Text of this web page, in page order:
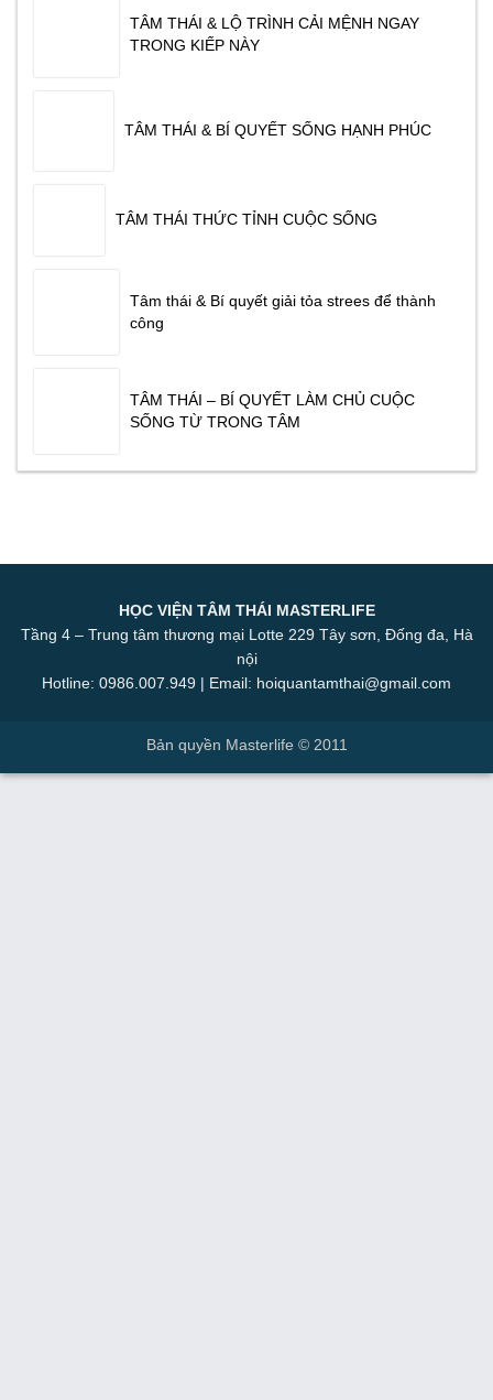
TÂM THÁI & LỘ TRÌNH CẢI MỆNH NGAY
TRONG KIẾP NÀY
TÂM THÁI & BÍ QUYẾT SỐNG HẠNH PHÚC
TÂM THÁI THỨC TỈNH CUỘC SỐNG
Tâm thái & Bí quyết giải tỏa strees để thành
công
TÂM THÁI – BÍ QUYẾT LÀM CHỦ CUỘC
SỐNG TỪ TRONG TÂM
HỌC VIỆN TÂM THÁI MASTERLIFE
Tầng 4 – Trung tâm thương mại Lotte 229 Tây sơn, Đống đa, Hà
nội
Hotline: 0986.007.949 | Email: hoiquantamthai@gmail.com
Bản quyền Masterlife © 2011